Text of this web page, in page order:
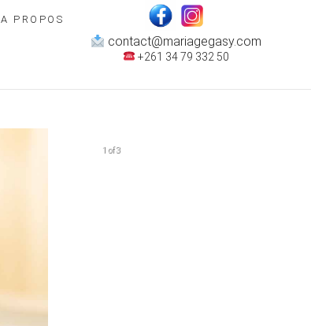
A PROPOS
contact@mariagegasy.com
+261 34 79 332 50
1 of 3